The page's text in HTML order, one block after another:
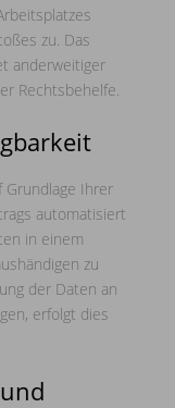
zu. Das
anderweitiger
Rechtsbehelfe.
Grundlage Ihrer
automatisiert
in einem
zu
der Daten an
erfolgt dies